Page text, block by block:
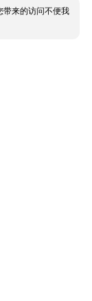
带来的访问不便我